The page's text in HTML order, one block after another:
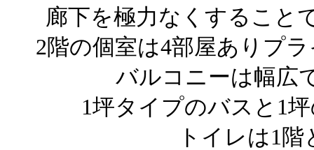
廊下を極力なくすること
2階の個室は4部屋ありプ
バルコニーは幅広
1坪タイプのバスと1
トイレは1